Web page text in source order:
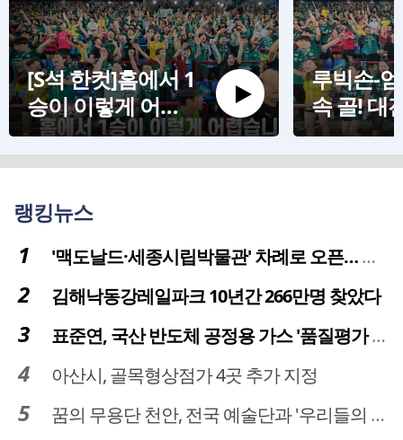
[S석 한컷]홈에서 1
승이 이렇게 어렵
습니다
루빅손-
속 골! 대
신고하는
상)
랭킹뉴스
'맥도날드·세종시립박물관' 차례로 오픈… 고운동 정주여건 좋아진다
김해낙동강레일파크 10년간 266만명 찾았다
표준연, 국산 반도체 공정용 가스 '품질평가 체계' 구축
아산시, 골목형상점가 4곳 추가 지정
꿈의 무용단 천안, 전국 예술단과 '우리들의 하모니' 선보여